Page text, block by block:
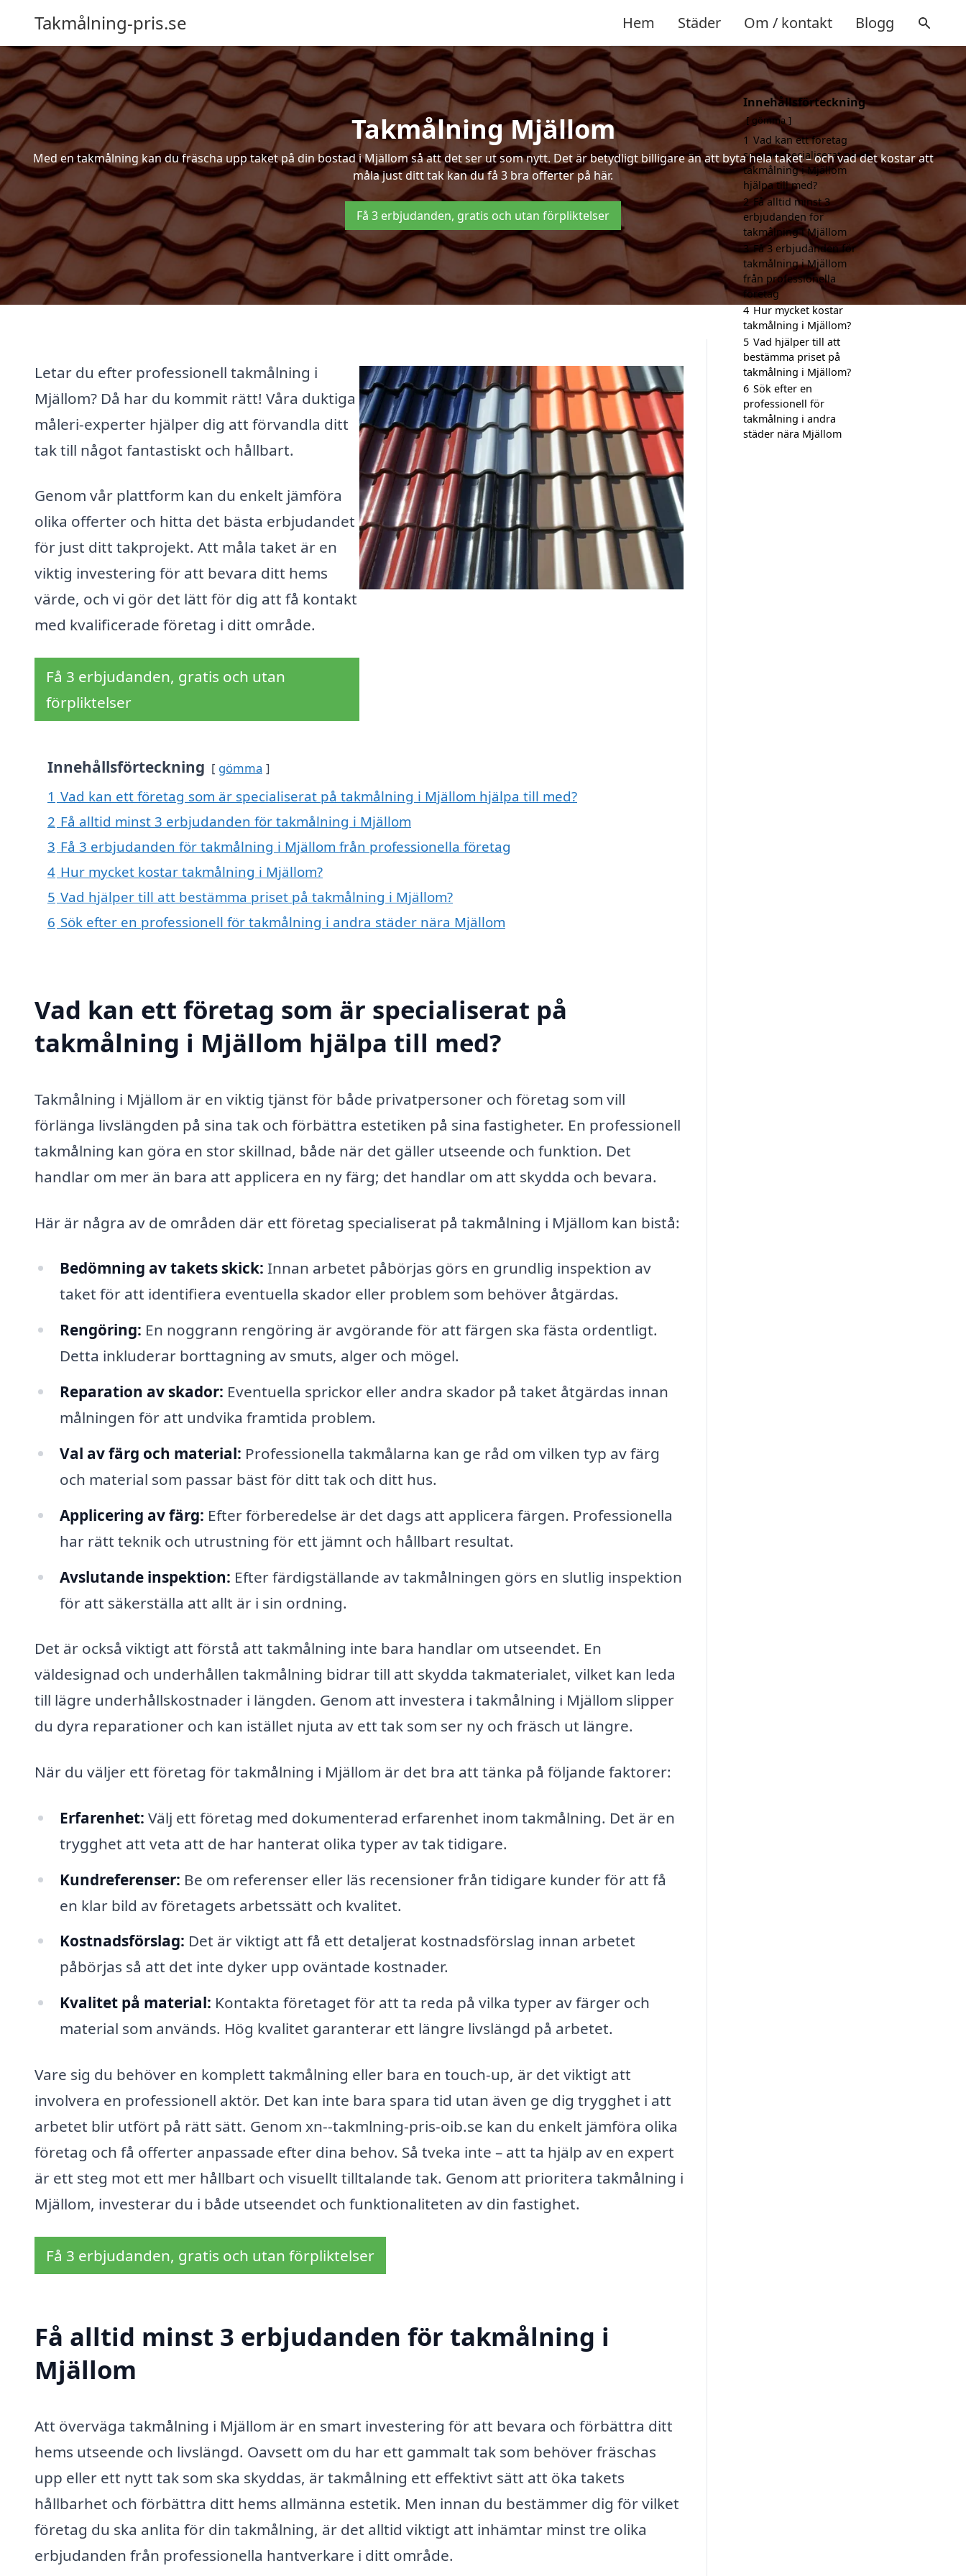
Takmålning-pris.se Hem Städer Om / kontakt Blogg
Takmålning Mjällom
Med en takmålning kan du fräscha upp taket på din bostad i Mjällom så att det ser ut som nytt. Det är betydligt billigare än att byta hela taket – och vad det kostar att
måla just ditt tak kan du få 3 bra offerter på här.
Få 3 erbjudanden, gratis och utan förpliktelser
Letar du efter professionell takmålning i
Mjällom? Då har du kommit rätt! Våra duktiga
måleri-experter hjälper dig att förvandla ditt
tak till något fantastiskt och hållbart.
Genom vår plattform kan du enkelt jämföra
olika offerter och hitta det bästa erbjudandet
för just ditt takprojekt. Att måla taket är en
viktig investering för att bevara ditt hems
värde, och vi gör det lätt för dig att få kontakt
med kvalificerade företag i ditt område.
Få 3 erbjudanden, gratis och utan
förpliktelser
Innehållsförteckning gömma
1 Vad kan ett företag som är specialiserat på takmålning i Mjällom hjälpa till med?
2 Få alltid minst 3 erbjudanden för takmålning i Mjällom
3 Få 3 erbjudanden för takmålning i Mjällom från professionella företag
4 Hur mycket kostar takmålning i Mjällom?
5 Vad hjälper till att bestämma priset på takmålning i Mjällom?
6 Sök efter en professionell för takmålning i andra städer nära Mjällom
Vad kan ett företag som är specialiserat på
takmålning i Mjällom hjälpa till med?
Takmålning i Mjällom är en viktig tjänst för både privatpersoner och företag som vill
förlänga livslängden på sina tak och förbättra estetiken på sina fastigheter. En professionell
takmålning kan göra en stor skillnad, både när det gäller utseende och funktion. Det
handlar om mer än bara att applicera en ny färg; det handlar om att skydda och bevara.
Här är några av de områden där ett företag specialiserat på takmålning i Mjällom kan bistå:
Bedömning av takets skick: Innan arbetet påbörjas görs en grundlig inspektion av
taket för att identifiera eventuella skador eller problem som behöver åtgärdas.
Rengöring: En noggrann rengöring är avgörande för att färgen ska fästa ordentligt.
Detta inkluderar borttagning av smuts, alger och mögel.
Reparation av skador: Eventuella sprickor eller andra skador på taket åtgärdas innan
målningen för att undvika framtida problem.
Val av färg och material: Professionella takmålarna kan ge råd om vilken typ av färg
och material som passar bäst för ditt tak och ditt hus.
Applicering av färg: Efter förberedelse är det dags att applicera färgen. Professionella
har rätt teknik och utrustning för ett jämnt och hållbart resultat.
Avslutande inspektion: Efter färdigställande av takmålningen görs en slutlig inspektion
för att säkerställa att allt är i sin ordning.
Det är också viktigt att förstå att takmålning inte bara handlar om utseendet. En
väldesignad och underhållen takmålning bidrar till att skydda takmaterialet, vilket kan leda
till lägre underhållskostnader i längden. Genom att investera i takmålning i Mjällom slipper
du dyra reparationer och kan istället njuta av ett tak som ser ny och fräsch ut längre.
När du väljer ett företag för takmålning i Mjällom är det bra att tänka på följande faktorer:
Erfarenhet: Välj ett företag med dokumenterad erfarenhet inom takmålning. Det är en
trygghet att veta att de har hanterat olika typer av tak tidigare.
Kundreferenser: Be om referenser eller läs recensioner från tidigare kunder för att få
en klar bild av företagets arbetssätt och kvalitet.
Kostnadsförslag: Det är viktigt att få ett detaljerat kostnadsförslag innan arbetet
påbörjas så att det inte dyker upp oväntade kostnader.
Kvalitet på material: Kontakta företaget för att ta reda på vilka typer av färger och
material som används. Hög kvalitet garanterar ett längre livslängd på arbetet.
Vare sig du behöver en komplett takmålning eller bara en touch-up, är det viktigt att
involvera en professionell aktör. Det kan inte bara spara tid utan även ge dig trygghet i att
arbetet blir utfört på rätt sätt. Genom xn--takmlning-pris-oib.se kan du enkelt jämföra olika
företag och få offerter anpassade efter dina behov. Så tveka inte – att ta hjälp av en expert
är ett steg mot ett mer hållbart och visuellt tilltalande tak. Genom att prioritera takmålning i
Mjällom, investerar du i både utseendet och funktionaliteten av din fastighet.
Få 3 erbjudanden, gratis och utan förpliktelser
Få alltid minst 3 erbjudanden för takmålning i
Mjällom
Att överväga takmålning i Mjällom är en smart investering för att bevara och förbättra ditt
hems utseende och livslängd. Oavsett om du har ett gammalt tak som behöver fräschas
upp eller ett nytt tak som ska skyddas, är takmålning ett effektivt sätt att öka takets
hållbarhet och förbättra ditt hems allmänna estetik. Men innan du bestämmer dig för vilket
företag du ska anlita för din takmålning, är det alltid viktigt att inhämtar minst tre olika
erbjudanden från professionella hantverkare i ditt område.
Innehållsförteckning
gömma
1 Vad kan ett företag
som är specialiserat på
takmålning i Mjällom
hjälpa till med?
2 Få alltid minst 3
erbjudanden för
takmålning i Mjällom
3 Få 3 erbjudanden för
takmålning i Mjällom
från professionella
företag
4 Hur mycket kostar
takmålning i Mjällom?
5 Vad hjälper till att
bestämma priset på
takmålning i Mjällom?
6 Sök efter en
professionell för
takmålning i andra
städer nära Mjällom